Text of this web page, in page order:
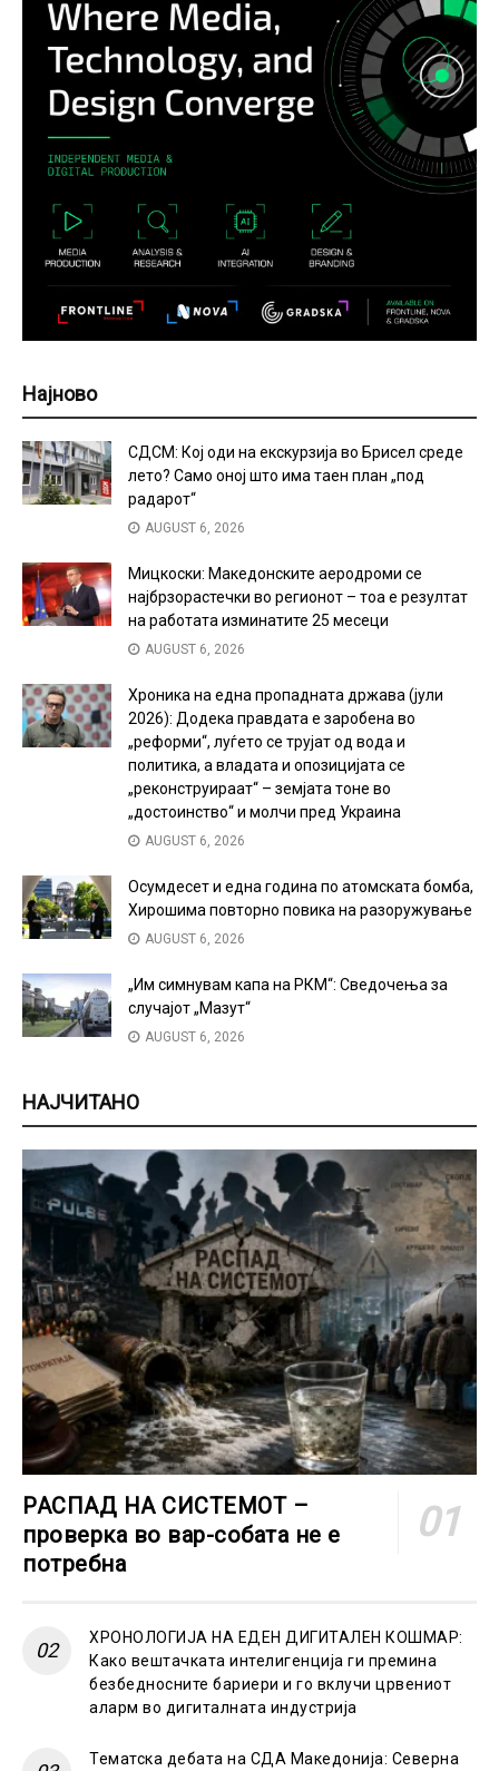
Најново
СДСМ: Кој оди на екскурзија во Брисел среде
лето? Само оној што има таен план „под
радарот“
AUGUST 6, 2026
Мицкоски: Македонските аеродроми се
најбрзорастечки во регионот – тоа е резултат
на работата изминатите 25 месеци
AUGUST 6, 2026
Хроника на една пропадната држава (јули
2026): Додека правдата е заробена во
„реформи“, луѓето се трујат од вода и
политика, а владата и опозицијата се
„реконструираат“ – земјата тоне во
„достоинство“ и молчи пред Украина
AUGUST 6, 2026
Осумдесет и една година по атомската бомба,
Хирошима повторно повика на разоружување
AUGUST 6, 2026
„Им симнувам капа на РКМ“: Сведочења за
случајот „Мазут“
AUGUST 6, 2026
НАЈЧИТАНО
РАСПАД НА СИСТЕМОТ –
проверка во вар-собата не е
потребна
ХРОНОЛОГИЈА НА ЕДЕН ДИГИТАЛЕН КОШМАР:
Како вештачката интелигенција ги премина
безбедносните бариери и го вклучи црвениот
аларм во дигиталната индустрија
Тематска дебата на СДА Македонија: Северна